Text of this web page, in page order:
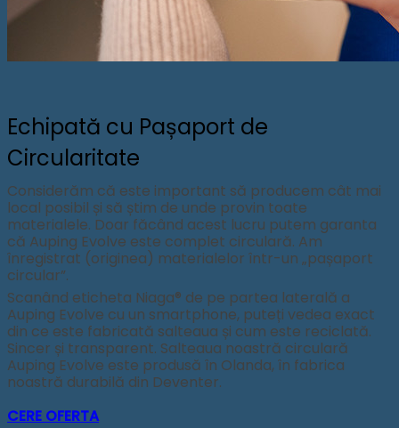
Echipată cu Pașaport de
Circularitate
Considerăm că este important să producem cât mai
local posibil și să știm de unde provin toate
materialele. Doar făcând acest lucru putem garanta
că Auping Evolve este complet circulară. Am
înregistrat (originea) materialelor într-un „pașaport
circular”.
Scanând eticheta Niaga® de pe partea laterală a
Auping Evolve cu un smartphone, puteți vedea exact
din ce este fabricată salteaua și cum este reciclată.
Sincer și transparent. Salteaua noastră circulară
Auping Evolve este produsă în Olanda, în fabrica
noastră durabilă din Deventer.
CERE OFERTA